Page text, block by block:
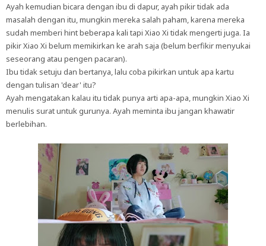
Ayah kemudian bicara dengan ibu di dapur, ayah pikir tidak ada
masalah dengan itu, mungkin mereka salah paham, karena mereka
sudah memberi hint beberapa kali tapi Xiao Xi tidak mengerti juga. Ia
pikir Xiao Xi belum memikirkan ke arah saja (belum berfikir menyukai
seseorang atau pengen pacaran).
Ibu tidak setuju dan bertanya, lalu coba pikirkan untuk apa kartu
dengan tulisan 'dear' itu?
Ayah mengatakan kalau itu tidak punya arti apa-apa, mungkin Xiao Xi
menulis surat untuk gurunya. Ayah meminta ibu jangan khawatir
berlebihan.